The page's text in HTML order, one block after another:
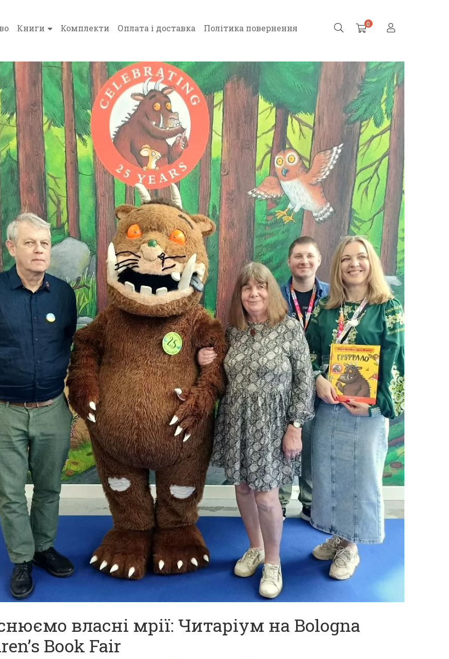
Книги Комплекти Оплата і доставка Політика повернення 0
власні мрії: Читаріум на Bologna
Book Fair